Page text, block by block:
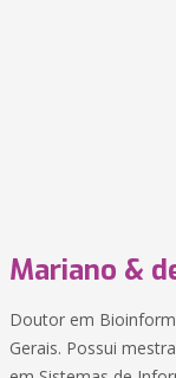
Mariano &
Doutor em
Gerais. Possui